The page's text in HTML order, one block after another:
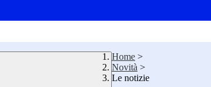
Home >
Novità >
Le notizie